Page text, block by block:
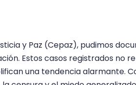
y Paz (Cepaz), pudimos
Estos casos registrados no
una tendencia alarmante.